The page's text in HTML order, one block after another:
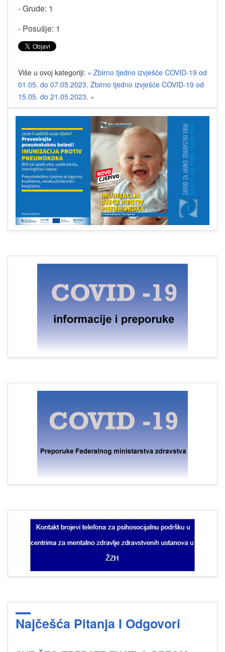
- Grude: 1
- Posušje: 1
Više u ovoj kategoriji: « Zbirno tjedno izvješće COVID-19 od
01.05. do 07.05.2023. Zbirno tjedno izvješće COVID-19 od
15.05. do 21.05.2023. »
Najčešća Pitanja I Odgovori